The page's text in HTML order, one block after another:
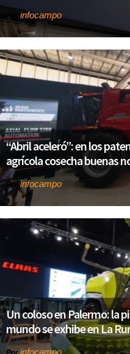
infocampo
“Abril aceleró”: en los
agrícola cosecha buenas
Por infocampo
Un coloso en Palermo: la
mundo se exhibe en La